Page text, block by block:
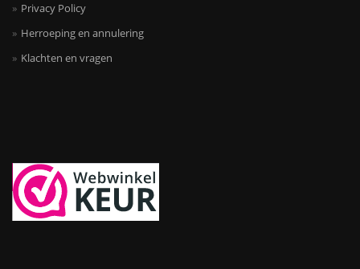
Privacy Policy
Herroeping en annulering
Klachten en vragen